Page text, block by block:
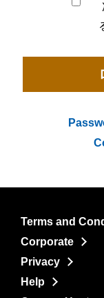
Terms and
Corporate
Privacy
Help